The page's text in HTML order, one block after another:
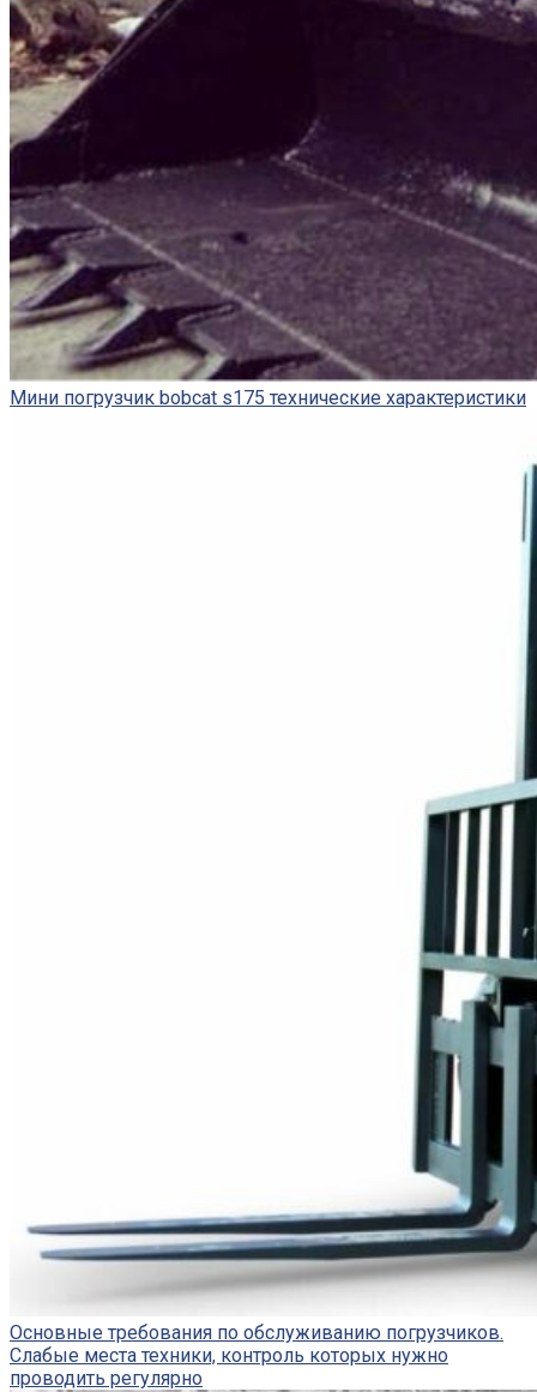
Мини погрузчик bobcat s175 технические характеристики
Основные требования по обслуживанию погрузчиков.
Слабые места техники, контроль которых нужно
проводить регулярно